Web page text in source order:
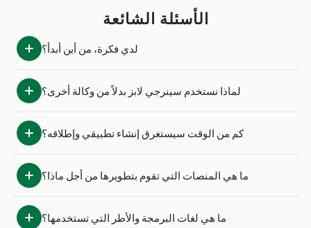
الأسئلة الشائعة
لدي فكرة، من أين أبدأ؟
لماذا نستخدم سينرجي لابز بدلاً من وكالة أخرى؟
كم من الوقت سيستغرق إنشاء تطبيقي وإطلاقه؟
ما هي المنصات التي تقوم بتطويرها من أجل ماذا؟
ما هي لغات البرمجة والأطر التي تستخدمها؟